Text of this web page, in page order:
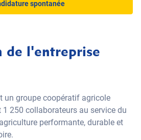
spontanée
de l'entreprise
un groupe coopératif agricole
250 collaborateurs au service du
performante, durable et